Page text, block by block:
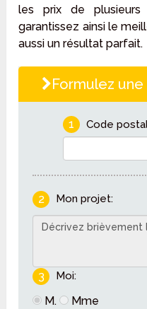
les prix de plusieurs
garantissez ainsi le
aussi un résultat parfait.
Formulez
1 Code
2 Mon projet:
3 Moi:
M. Mme